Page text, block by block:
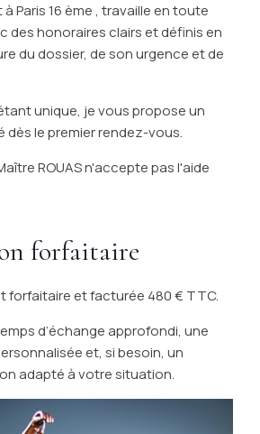
Paris 16 ème , travaille en toute
des honoraires clairs et définis en
du dossier, de son urgence et de
unique, je vous propose un
dès le premier rendez-vous.
ROUAS n'accepte pas l'aide
forfaitaire
forfaitaire et facturée 480 € TTC.
d’échange approfondi, une
et, si besoin, un
adapté à votre situation.